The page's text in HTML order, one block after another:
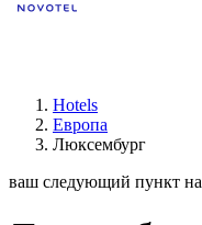
Hotels
Европа
Люксембург
ваш следующий пункт